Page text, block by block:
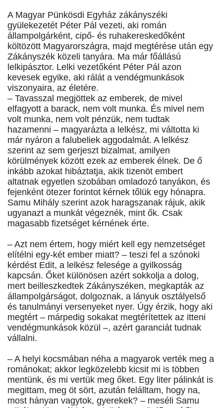
A Magyar Pünkösdi Egyház zákányszéki
gyülekezetét Péter Pál vezeti, aki román
állampolgárként, cipő- és ruhakereskedőként
költözött Magyarországra, majd megtérése után egy
Zákányszék közeli tanyára. Ma már főállású
lelkipásztor. Lelki vezetőként Péter Pál azon
kevesek egyike, aki rálát a vendégmunkások
viszonyaira, az életére.
– Tavasszal megjöttek az emberek, de mivel
elfagyott a barack, nem volt munka. És mivel nem
volt munka, nem volt pénzük, nem tudtak
hazamenni – magyarázta a lelkész, mi váltotta ki
már nyáron a falubeliek aggodalmát. A lelkész
szerint az sem gerjeszt bizalmat, amilyen
körülmények között ezek az emberek élnek. De ő
inkább azokat hibáztatja, akik tizenöt embert
altatnak egyetlen szobában omladozó tanyákon, és
fejenként ötezer forintot kérnek tőlük egy hónapra.
Samu Mihály szerint azok haragszanak rájuk, akik
ugyanazt a munkát végeznék, mint ők. Csak
magasabb fizetséget kérnének érte.
– Azt nem értem, hogy miért kell egy nemzetséget
elítélni egy-két ember miatt? – teszi fel a szónoki
kérdést Edit, a lelkész felesége a gyilkosság
kapcsán. Őket különösen azért sokkolja a dolog,
mert beilleszkedtek Zákányszéken, megkapták az
állampolgárságot, dolgoznak, a lányuk osztályelső
és tanulmányi versenyeket nyer. Úgy érzik, hogy aki
megtért – márpedig sokakat megtérítettek az itteni
vendégmunkások közül –, azért garanciát tudnak
vállalni.
– A helyi kocsmában néha a magyarok verték meg a
románokat; akkor legközelebb kicsit mi is többen
mentünk, és mi vertük meg őket. Egy liter pálinkát is
megittam, meg öt sört, azután felálltam, hogy na,
most hányan vagytok, gyerekek? – meséli Samu